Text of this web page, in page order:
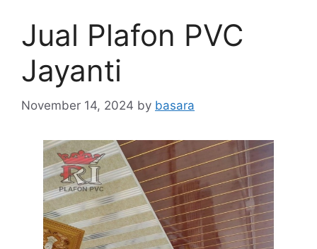
Jual Plafon PVC
Jayanti
November 14, 2024 by basara